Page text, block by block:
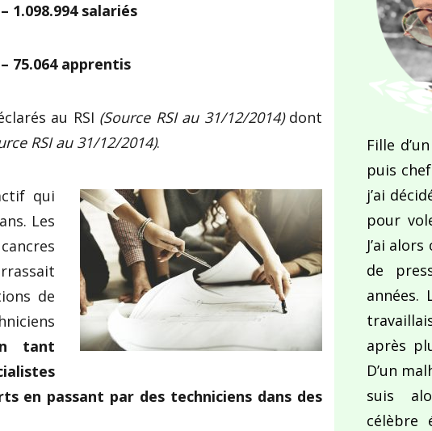
– 1.098.994 salariés
– 75.064 apprentis
au RSI (Source RSI au 31/12/2014)dont
RSI au 31/12/2014).
qui
Les
de
tant
en passant par des techniciens dans des
Fille
puis
j’ai
pour
J’ai
de
années.
après
D’un
suis
célèbre